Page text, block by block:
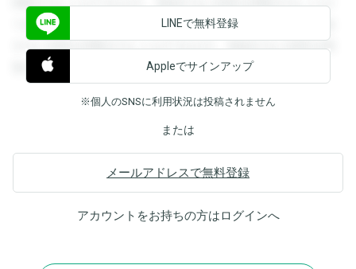
閲覧することができます。登録すると回答を閲覧することが
できます。登録すると回答を閲覧することができます。登録
すると回答を閲覧することができます。登録すると回答を閲
覧することができます。
LINEで無料登録
Appleでサインアップ
※個人のSNSに利用状況は投稿されません
または
メールアドレスで無料登録
アカウントをお持ちの方はログインへ